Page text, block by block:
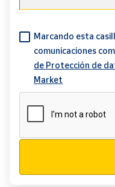
Marcando esta
comunicaciones
de Protección de
Market